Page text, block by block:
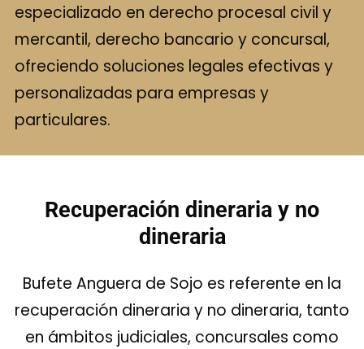
especializado en derecho procesal civil y
mercantil, derecho bancario y concursal,
ofreciendo soluciones legales efectivas y
personalizadas para empresas y
particulares.
Recuperación dineraria y no
dineraria
Bufete Anguera de Sojo es referente en la
recuperación dineraria y no dineraria, tanto
en ámbitos judiciales, concursales como